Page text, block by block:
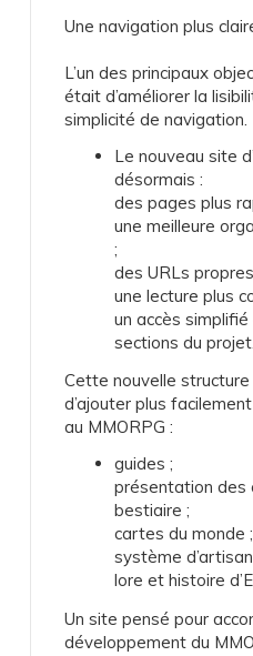
Une navigation plus
L’un des principaux
était d’améliorer la
simplicité de navigation.
Le nouveau site
désormais :
des pages plus
une meilleure
;
des URLs
une lecture plus
un accès
sections du projet.
Cette nouvelle
d’ajouter plus
au MMORPG :
guides ;
présentation des
bestiaire ;
cartes du monde ;
système
lore et histoire
Un site pensé pour
développement du